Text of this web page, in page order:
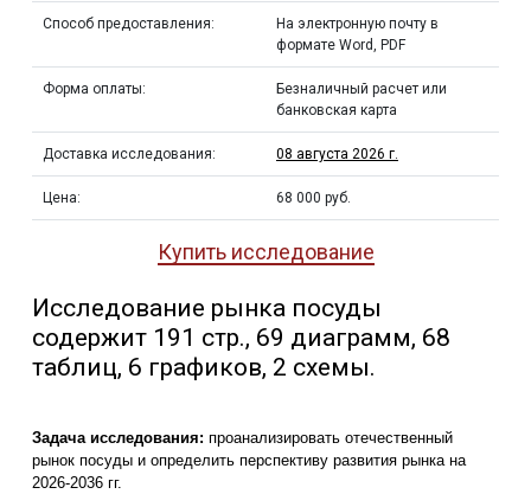
Способ предоставления:
На электронную почту в
формате Word, PDF
Форма оплаты:
Безналичный расчет или
банковская карта
Доставка исследования: 08 августа 2026 г.
Цена: 68 000 руб.
Купить исследование
Исследование рынка посуды
содержит 191 стр., 69 диаграмм, 68
таблиц, 6 графиков, 2 схемы.
Задача исследования: проанализировать отечественный
рынок посуды и определить перспективу развития рынка на
2026-2036 гг.